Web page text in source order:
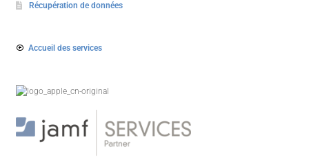
Récupération de données
Accueil des services